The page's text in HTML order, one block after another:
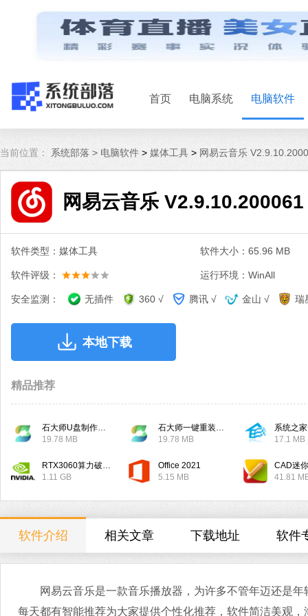
首页 电脑系统 电脑软件
当前位置： 系统部落 > 电脑软件 > 媒体工具 > 网易云音乐
网易云音乐
软件类型：媒体工具 软件大小：65.96 MB
软件评级： 运行环境：WinAll
安全监测： 无插件 360 √ 腾讯 √ 金山 √ 瑞
本地下载
精品推荐
19.78 MB
19.78 MB
系统之
17.1 MB
1.11 GB
Office 2021
5.15 MB
CAD迷
41.81
软件介绍 相关文章 下载地址 软件
网易云音乐是一款音乐播放器，为许多不管年迈还是年
每天都有智能推荐为大家提供个性化推荐，软件简洁美观